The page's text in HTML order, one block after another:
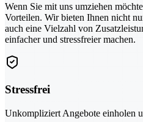
Wenn Sie mit uns umziehen
Vorteilen. Wir bieten Ihnen nicht
auch eine Vielzahl von
einfacher und stressfreier machen.
Stressfrei
Unkompliziert Angebote einholen